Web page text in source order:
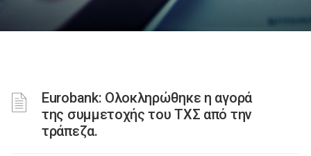
Eurobank: Ολοκληρώθηκε η αγορά
της συμμετοχής του ΤΧΣ από την
τράπεζα.